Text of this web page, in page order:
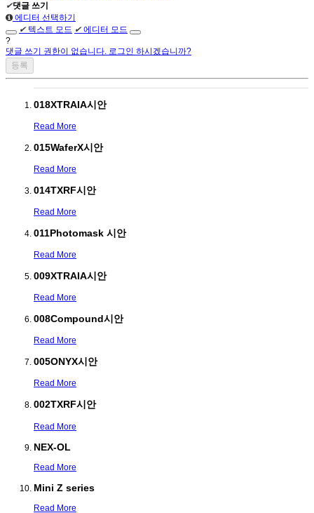
✔댓글 쓰기
에디터 선택하기
✔ 텍스트 모드 ✔에디터 모드
?
댓글 쓰기 권한이 없습니다. 로그인 하시겠습니까?
018XTRAIA시안
Read More
015WaferX시안
Read More
014TXRF시안
Read More
011Photomask 시안
Read More
009XTRAIA시안
Read More
008Compound시안
Read More
005ONYX시안
Read More
002TXRF시안
Read More
NEX-OL
Read More
Mini Z series
Read More